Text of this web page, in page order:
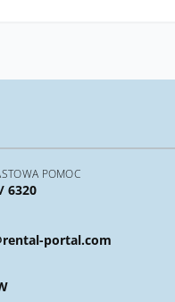
POMOC
6320
portal.com